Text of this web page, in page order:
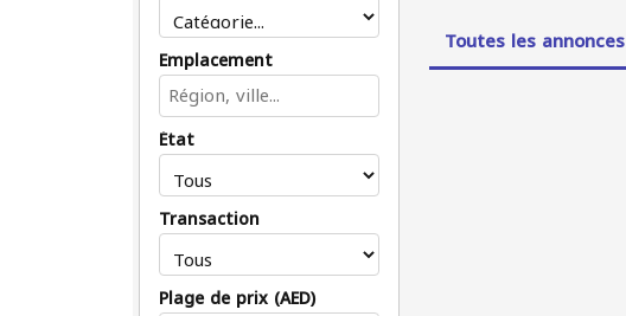
Emplacement
État
Transaction
Plage de prix (AED)
Toutes les annonces